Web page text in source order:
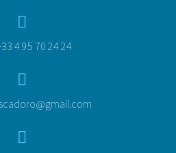


4 95 70 24 24



